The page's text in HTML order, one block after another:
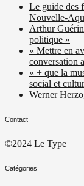
Le guide des
Nouvelle-
Arthur
politique »
« Mettre en
conversation
« + que la
social et
Werner
Contact
©2024 Le Type
Catégories